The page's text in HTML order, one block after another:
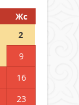
Жс
2
9
16
23